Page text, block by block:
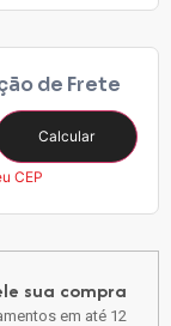
de Frete
Calcular
CEP
sua compra
em até 12